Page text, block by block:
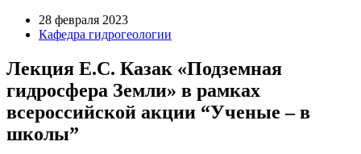
28 февраля 2023
Кафедра гидрогеологии
Лекция Е.С. Казак «Подземная
гидросфера Земли» в рамках
всероссийской акции “Ученые – в
школы”